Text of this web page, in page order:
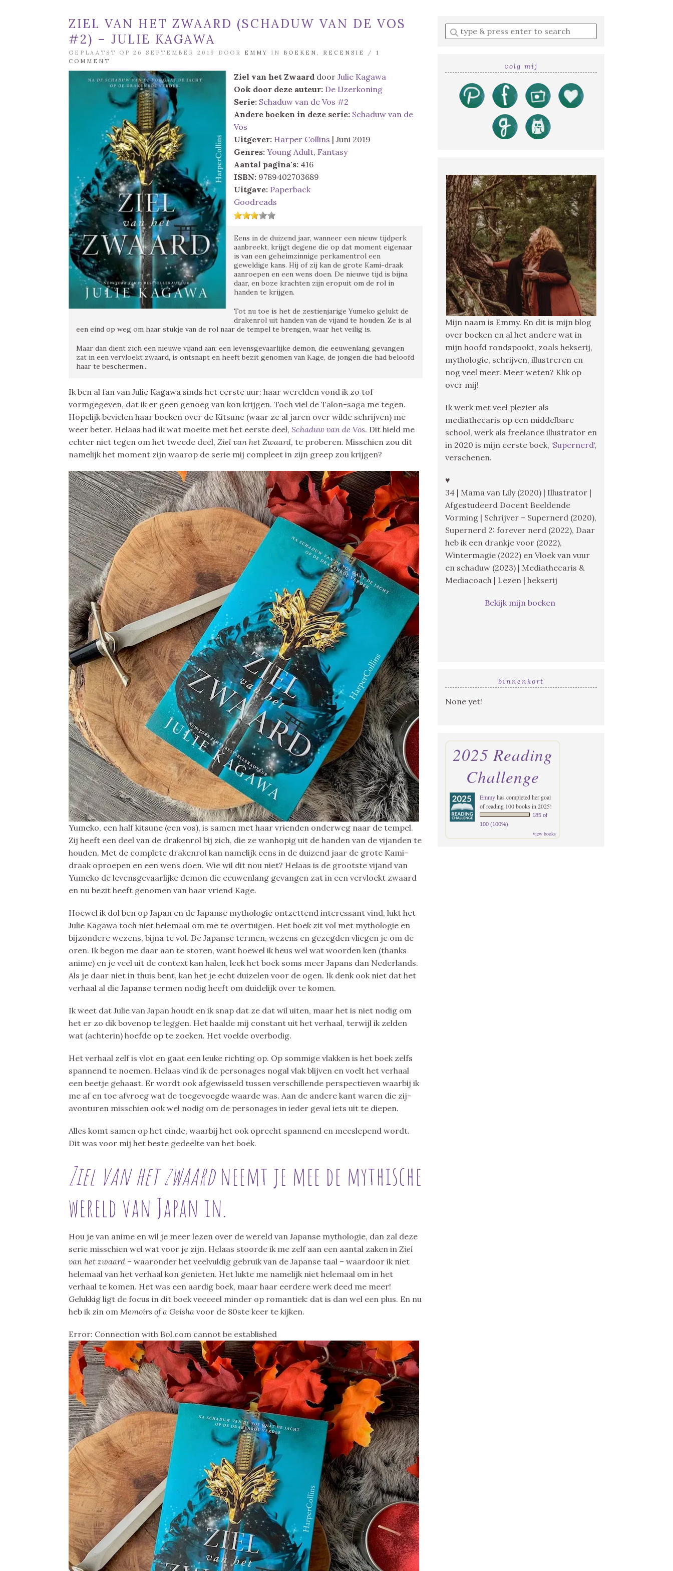
ZIEL VAN HET ZWAARD (SCHADUW VAN DE VOS
#2) – JULIE KAGAWA
GEPLAATST OP 26 SEPTEMBER 2019 DOOR EMMY IN BOEKEN , RECENSIE / 1
COMMENT
Ziel van het Zwaard door Julie Kagawa
Ook door deze auteur: De IJzerkoning
Serie: Schaduw van de Vos #2
Andere boeken in deze serie: Schaduw van de
Vos
Uitgever: Harper Collins | Juni 2019
Genres: Young Adult, Fantasy
Aantal pagina's: 416
ISBN: 9789402703689
Uitgave: Paperback
Goodreads
Eens in de duizend jaar, wanneer een nieuw tijdperk
aanbreekt, krijgt degene die op dat moment eigenaar
is van een geheimzinnige perkamentrol een
geweldige kans. Hij of zij kan de grote Kami-draak
aanroepen en een wens doen. De nieuwe tijd is bijna
daar, en boze krachten zijn eropuit om de rol in
handen te krijgen.
Tot nu toe is het de zestienjarige Yumeko gelukt de
drakenrol uit handen van de vijand te houden. Ze is al
een eind op weg om haar stukje van de rol naar de tempel te brengen, waar het veilig is.
Maar dan dient zich een nieuwe vijand aan: een levensgevaarlijke demon, die eeuwenlang gevangen
zat in een vervloekt zwaard, is ontsnapt en heeft bezit genomen van Kage, de jongen die had beloofd
haar te beschermen...
Ik ben al fan van Julie Kagawa sinds het eerste uur: haar werelden vond ik zo tof
vormgegeven, dat ik er geen genoeg van kon krijgen. Toch viel de Talon-saga me tegen.
Hopelijk bevielen haar boeken over de Kitsune (waar ze al jaren over wilde schrijven) me
weer beter. Helaas had ik wat moeite met het eerste deel, Schaduw van de Vos. Dit hield me
echter niet tegen om het tweede deel, Ziel van het Zwaard, te proberen. Misschien zou dit
namelijk het moment zijn waarop de serie mij compleet in zijn greep zou krijgen?
Yumeko, een half kitsune (een vos), is samen met haar vrienden onderweg naar de tempel.
Zij heeft een deel van de drakenrol bij zich, die ze wanhopig uit de handen van de vijanden te
houden. Met de complete drakenrol kan namelijk eens in de duizend jaar de grote Kami-
draak oproepen en een wens doen. Wie wil dit nou niet? Helaas is de grootste vijand van
Yumeko de levensgevaarlijke demon die eeuwenlang gevangen zat in een vervloekt zwaard
en nu bezit heeft genomen van haar vriend Kage.
Hoewel ik dol ben op Japan en de Japanse mythologie ontzettend interessant vind, lukt het
Julie Kagawa toch niet helemaal om me te overtuigen. Het boek zit vol met mythologie en
bijzondere wezens, bijna te vol. De Japanse termen, wezens en gezegden vliegen je om de
oren. Ik begon me daar aan te storen, want hoewel ik heus wel wat woorden ken (thanks
anime) en je veel uit de context kan halen, leek het boek soms meer Japans dan Nederlands.
Als je daar niet in thuis bent, kan het je echt duizelen voor de ogen. Ik denk ook niet dat het
verhaal al die Japanse termen nodig heeft om duidelijk over te komen.
Ik weet dat Julie van Japan houdt en ik snap dat ze dat wil uiten, maar het is niet nodig om
het er zo dik bovenop te leggen. Het haalde mij constant uit het verhaal, terwijl ik zelden
wat (achterin) hoefde op te zoeken. Het voelde overbodig.
Het verhaal zelf is vlot en gaat een leuke richting op. Op sommige vlakken is het boek zelfs
spannend te noemen. Helaas vind ik de personages nogal vlak blijven en voelt het verhaal
een beetje gehaast. Er wordt ook afgewisseld tussen verschillende perspectieven waarbij ik
me af en toe afvroeg wat de toegevoegde waarde was. Aan de andere kant waren die zij-
avonturen misschien ook wel nodig om de personages in ieder geval iets uit te diepen.
Alles komt samen op het einde, waarbij het ook oprecht spannend en meeslepend wordt.
Dit was voor mij het beste gedeelte van het boek.
Ziel van het zwaardneemt je mee de mythische
wereld van Japan in.
Hou je van anime en wil je meer lezen over de wereld van Japanse mythologie, dan zal deze
serie misschien wel wat voor je zijn. Helaas stoorde ik me zelf aan een aantal zaken in Ziel
van het zwaard – waaronder het veelvuldig gebruik van de Japanse taal – waardoor ik niet
helemaal van het verhaal kon genieten. Het lukte me namelijk niet helemaal om in het
verhaal te komen. Het was een aardig boek, maar haar eerdere werk deed me meer!
Gelukkig ligt de focus in dit boek veeeeel minder op romantiek: dat is dan wel een plus. En nu
heb ik zin om Memoirs of a Geisha voor de 80ste keer te kijken.
Error: Connection with Bol.com cannot be established
Enter
a
volg mij
Mijn naam is Emmy. En dit is mijn blog
over boeken en al het andere wat in
mijn hoofd rondspookt, zoals hekserij,
mythologie, schrijven, illustreren en
nog veel meer. Meer weten? Klik op
over mij!
Ik werk met veel plezier als
mediathecaris op een middelbare
school, werk als freelance illustrator en
in 2020 is mijn eerste boek, ‘Supernerd‘,
verschenen.
♥
34 | Mama van Lily (2020) | Illustrator |
Afgestudeerd Docent Beeldende
Vorming | Schrijver – Supernerd (2020),
Supernerd 2: forever nerd (2022), Daar
heb ik een drankje voor (2022),
Wintermagie (2022) en Vloek van vuur
en schaduw (2023) | Mediathecaris &
Mediacoach | Lezen | hekserij
Bekijk mijn boeken
binnenkort
None yet!
2025 Reading
Challenge
Emmyhas completed her goal
of reading 100 books in 2025!
185 of
100 (100%)
view books